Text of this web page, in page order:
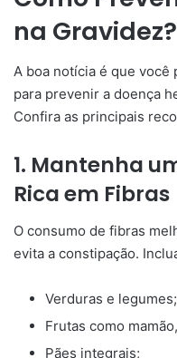
na Gravidez?
A boa notícia é que você
para prevenir a doença
Confira as principais
1. Mantenha
Rica em Fibras
O consumo de fibras
evita a constipação.
Verduras e legumes;
Frutas como
Pães integrais;